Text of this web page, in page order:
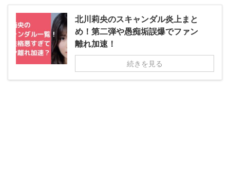
北川莉央のスキャンダル炎上まと
め！第二弾や愚痴垢誤爆でファン
離れ加速！
続きを見る